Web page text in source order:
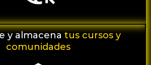
y almacena tus cursos y
comunidades